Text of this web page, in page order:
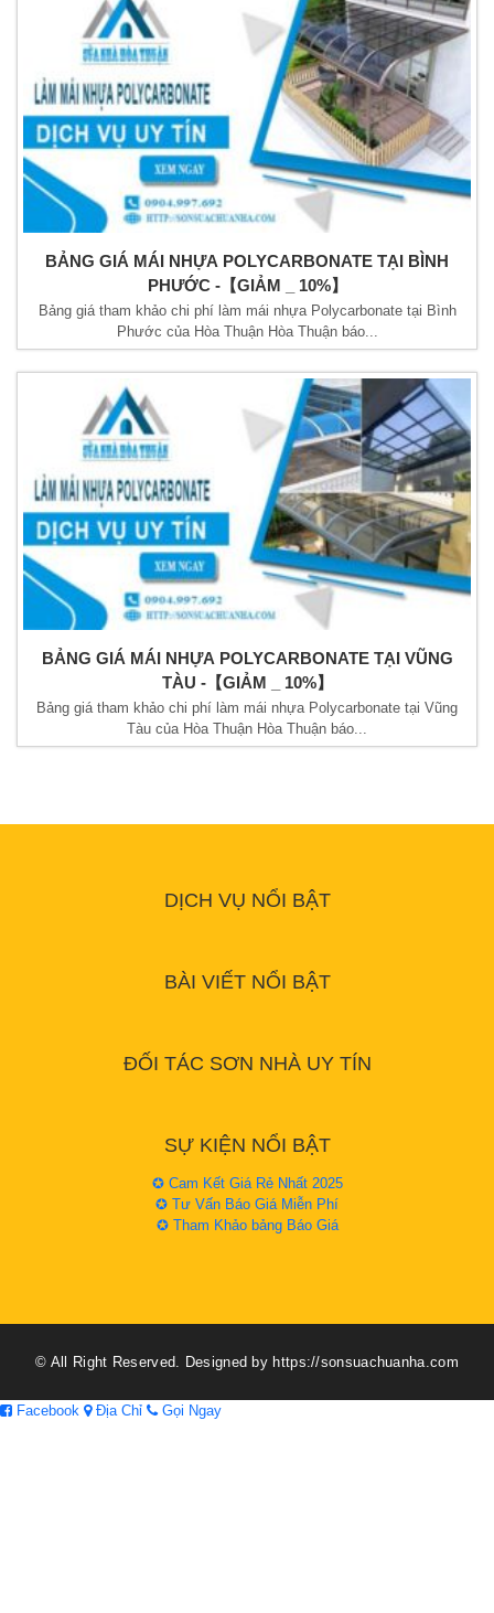
BẢNG GIÁ MÁI NHỰA POLYCARBONATE TẠI BÌNH
PHƯỚC -【GIẢM _ 10%】
Bảng giá tham khảo chi phí làm mái nhựa Polycarbonate tại Bình
Phước của Hòa Thuận Hòa Thuận báo...
BẢNG GIÁ MÁI NHỰA POLYCARBONATE TẠI VŨNG
TÀU -【GIẢM _ 10%】
Bảng giá tham khảo chi phí làm mái nhựa Polycarbonate tại Vũng
Tàu của Hòa Thuận Hòa Thuận báo...
DỊCH VỤ NỔI BẬT
BÀI VIẾT NỔI BẬT
ĐỐI TÁC SƠN NHÀ UY TÍN
SỰ KIỆN NỔI BẬT
✪ Cam Kết Giá Rẻ Nhất 2025
✪ Tư Vấn Báo Giá Miễn Phí
✪ Tham Khảo bảng Báo Giá
© All Right Reserved. Designed by https://sonsuachuanha.com
Facebook Địa Chỉ Gọi Ngay